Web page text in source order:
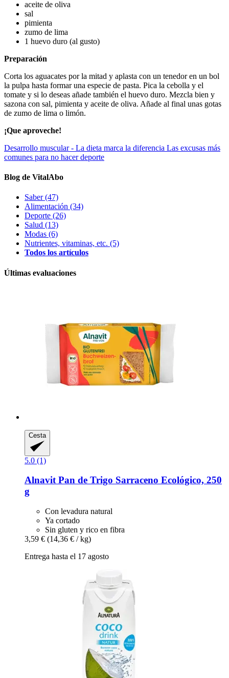
aceite de oliva
sal
pimienta
zumo de lima
1 huevo duro (al gusto)
Preparación
Corta los aguacates por la mitad y aplasta con un tenedor en un bol
la pulpa hasta formar una especie de pasta. Pica la cebolla y el
tomate y si lo deseas añade también el huevo duro. Mezcla bien y
sazona con sal, pimienta y aceite de oliva. Añade al final unas gotas
de zumo de lima o limón.
¡Que aproveche!
Desarrollo muscular - La dieta marca la diferencia Las excusas más
comunes para no hacer deporte
Blog de VitalAbo
Saber(47)
Alimentación (34)
Deporte (26)
Salud (13)
Modas (6)
Nutrientes, vitaminas, etc. (5)
Todos los artículos
Últimas evaluaciones
Cesta
5.0 (1)
AlnavitPan de Trigo Sarraceno Ecológico, 250
g
Con levadura natural
Ya cortado
Sin gluten y rico en fibra
3,59 € (14,36 € / kg)
Entrega hasta el 17 agosto